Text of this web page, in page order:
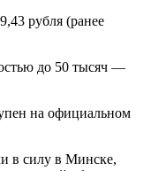
рубля (ранее
до 50 тысяч —
на официальном
в силу в Минске,